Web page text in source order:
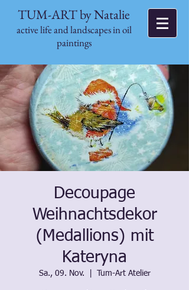
TUM-ART by Natalie
active life and landscapes in oil
paintings
Decoupage
Weihnachtsdekor
(Medallions) mit
Kateryna
Sa., 09. Nov. Tum-Art Atelier